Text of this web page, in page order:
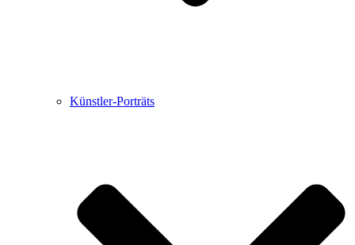
Künstler-Porträts